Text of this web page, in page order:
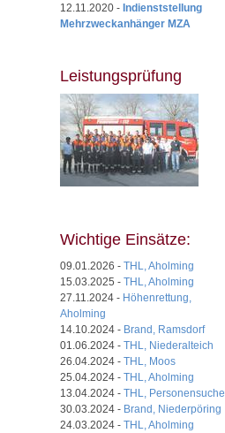
12.11.2020 - Indienststellung
Mehrzweckanhänger MZA
Leistungsprüfung
Wichtige Einsätze:
09.01.2026 - THL, Aholming
15.03.2025 - THL, Aholming
27.11.2024 - Höhenrettung,
Aholming
14.10.2024 - Brand, Ramsdorf
01.06.2024 - THL, Niederalteich
26.04.2024 - THL, Moos
25.04.2024 - THL, Aholming
13.04.2024 - THL, Personensuche
30.03.2024 - Brand, Niederpöring
24.03.2024 - THL, Aholming